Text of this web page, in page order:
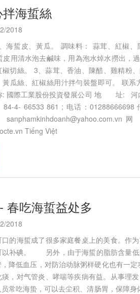
拌海蜇絲
2018
海蜇皮、黃瓜。 調味料： 蒜茸、紅椒、
用清水泡去鹹味，用為泡水焯水撈出，
切絲。 3、蒜茸、香油、陳醋、雞精粉
、黃瓜絲、紅椒絲用汁拌勻裝盤
: 國際工業股份投資發展公司 地 址: 河
4- 66533 861 ; 电话：
Tiếng Việt
春吃海蜇益处多
2018
的海蜇成了很多家庭餐桌上的美食。作
以补碘。 另外，由于海蜇的脂肪含量低
，降低血压，对防治动脉粥样硬化也有
，对气管炎、哮喘等疾病有益。从事理
员常吃海蛰，可以去尘积、清肠胃，保障